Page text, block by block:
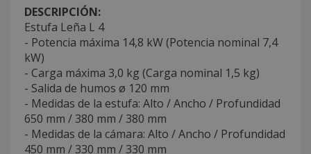
DESCRIPCIÓN:
Estufa Leña L 4
- Potencia máxima 14,8 kW (Potencia nominal 7,4
kW)
- Carga máxima 3,0 kg (Carga nominal 1,5 kg)
- Salida de humos ø 120 mm
- Medidas de la estufa: Alto / Ancho / Profundidad
650 mm / 380 mm / 380 mm
- Medidas de la cámara: Alto / Ancho / Profundidad
450 mm / 330 mm / 330 mm